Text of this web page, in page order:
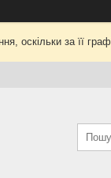
оскільки за її